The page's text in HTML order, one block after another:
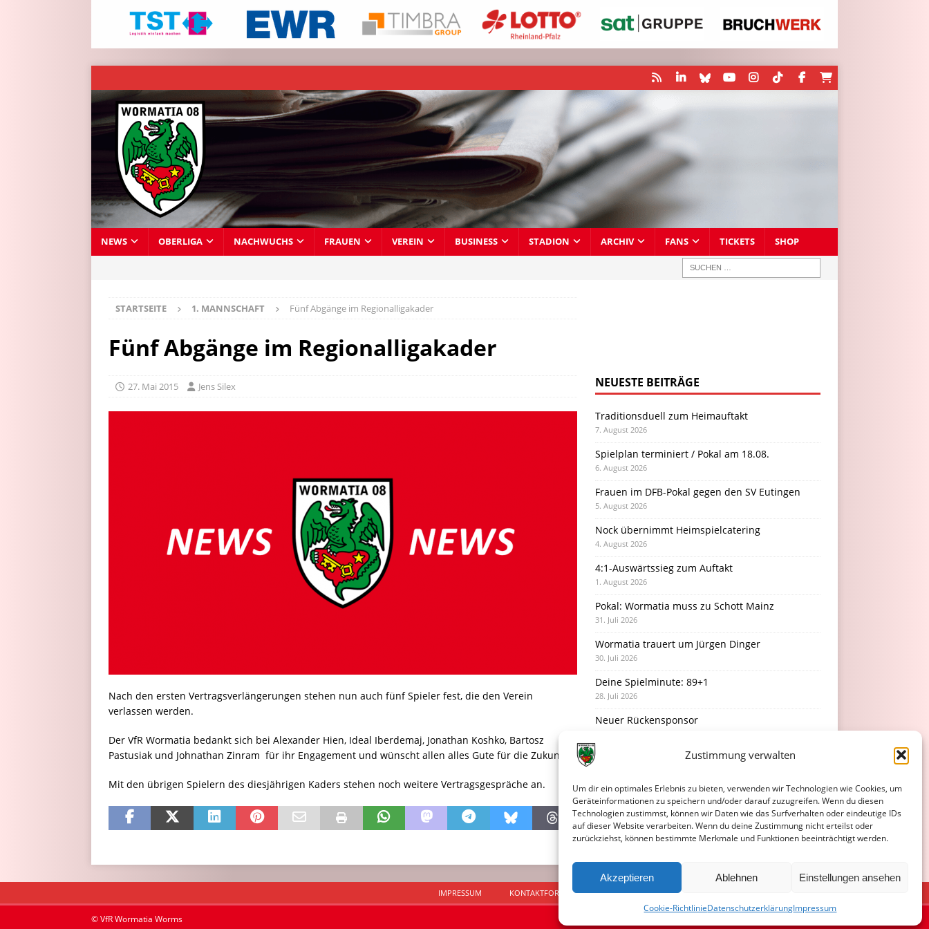
Zustimmung verwalten
Um dir ein optimales Erlebnis zu bieten, verwenden wir Technologien wie Cookies, um
Geräteinformationen zu speichern und/oder darauf zuzugreifen. Wenn du diesen
Technologien zustimmst, können wir Daten wie das Surfverhalten oder eindeutige IDs
auf dieser Website verarbeiten. Wenn du deine Zustimmung nicht erteilst oder
zurückziehst, können bestimmte Merkmale und Funktionen beeinträchtigt werden.
Akzeptieren Ablehnen Einstellungen ansehen
Cookie-RichtlinieDatenschutzerklärungImpressum
NEWS OBERLIGA NACHWUCHS FRAUEN VEREIN BUSINESS STADION ARCHIV FANS TICKETS SHOP
STARTSEITE 1. MANNSCHAFT Fünf Abgänge im Regionalligakader
Fünf Abgänge im Regionalligakader
27. Mai 2015 Jens Silex
Nach den ersten Vertragsverlängerungen stehen nun auch fünf Spieler fest, die den Verein
verlassen werden.
Der VfR Wormatia bedankt sich bei Alexander Hien, Ideal Iberdemaj, Jonathan Koshko, Bartosz
Pastusiak und Johnathan Zinram für ihr Engagement und wünscht allen alles Gute für die Zukunft.
Mit den übrigen Spielern des diesjährigen Kaders stehen noch weitere Vertragsgespräche an.
NEUESTE BEITRÄGE
Traditionsduell zum Heimauftakt
7. August 2026
Spielplan terminiert / Pokal am 18.08.
6. August 2026
Frauen im DFB-Pokal gegen den SV Eutingen
5. August 2026
Nock übernimmt Heimspielcatering
4. August 2026
4:1-Auswärtssieg zum Auftakt
1. August 2026
Pokal: Wormatia muss zu Schott Mainz
31. Juli 2026
Wormatia trauert um Jürgen Dinger
30. Juli 2026
Deine Spielminute: 89+1
28. Juli 2026
Neuer Rückensponsor
Neue Podcast-Folge: So tickt Björn!
IMPRESSUM KONTAKTFORMULAR DATENSCHUTZERKLÄRUNG
© VfR Wormatia Worms